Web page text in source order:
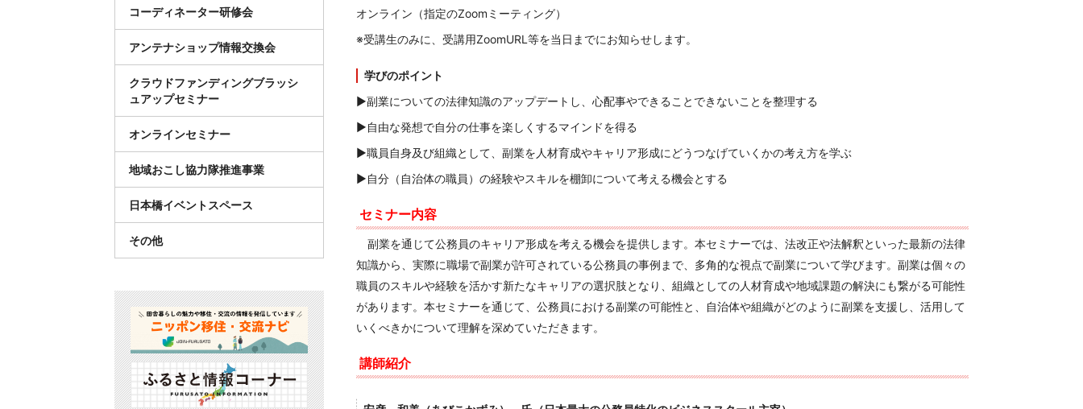
オンライン（指定のZoomミーティング）
※受講生のみに、受講用ZoomURL等を当日までにお知らせします。
学びのポイント
▶副業についての法律知識のアップデートし、心配事やできることできないことを整理する
▶自由な発想で自分の仕事を楽しくするマインドを得る
▶職員自身及び組織として、副業を人材育成やキャリア形成にどうつなげていくかの考え方を学ぶ
▶自分（自治体の職員）の経験やスキルを棚卸について考える機会とする
セミナー内容
副業を通じて公務員のキャリア形成を考える機会を提供します。本セミナーでは、法改正や法解釈といった最新の法律
知識から、実際に職場で副業が許可されている公務員の事例まで、多角的な視点で副業について学びます。副業は個々の
職員のスキルや経験を活かす新たなキャリアの選択肢となり、組織としての人材育成や地域課題の解決にも繋がる可能性
があります。本セミナーを通じて、公務員における副業の可能性と、自治体や組織がどのように副業を支援し、活用して
いくべきかについて理解を深めていただきます。
講師紹介
コーディネーター研修会
アンテナショップ情報交換会
クラウドファンディングブラッシ
ュアップセミナー
オンラインセミナー
地域おこし協力隊推進事業
日本橋イベントスペース
その他